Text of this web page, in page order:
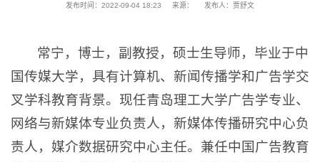
发布时间：2022-09-04 18:23 来源： 发布人：贾舒文
常宁，博士，副教授，硕士生导师，毕业于中
国传媒大学，具有计算机、新闻传播学和广告学交
叉学科教育背景。现任青岛理工大学广告学专业、
网络与新媒体专业负责人，新媒体传播研究中心负
责人，媒介数据研究中心主任。兼任中国广告教育